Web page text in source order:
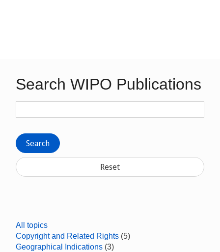
Search WIPO Publications
Search
Reset
All topics
Copyright and Related Rights (5)
Geographical Indications (3)